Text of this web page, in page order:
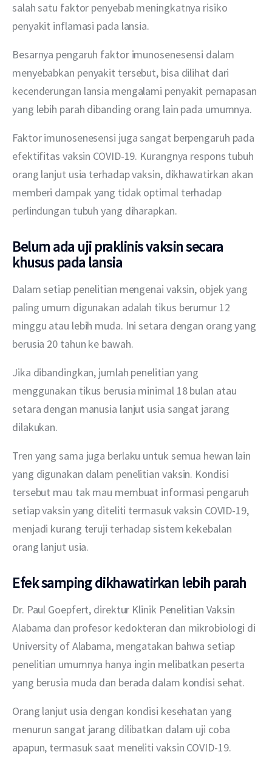
salah satu faktor penyebab meningkatnya risiko
penyakit inflamasi pada lansia.
Besarnya pengaruh faktor imunosenesensi dalam
menyebabkan penyakit tersebut, bisa dilihat dari
kecenderungan lansia mengalami penyakit pernapasan
yang lebih parah dibanding orang lain pada umumnya.
Faktor imunosenesensi juga sangat berpengaruh pada
efektifitas vaksin COVID-19. Kurangnya respons tubuh
orang lanjut usia terhadap vaksin, dikhawatirkan akan
memberi dampak yang tidak optimal terhadap
perlindungan tubuh yang diharapkan.
Belum ada uji praklinis vaksin secara
khusus pada lansia
Dalam setiap penelitian mengenai vaksin, objek yang
paling umum digunakan adalah tikus berumur 12
minggu atau lebih muda. Ini setara dengan orang yang
berusia 20 tahun ke bawah.
Jika dibandingkan, jumlah penelitian yang
menggunakan tikus berusia minimal 18 bulan atau
setara dengan manusia lanjut usia sangat jarang
dilakukan.
Tren yang sama juga berlaku untuk semua hewan lain
yang digunakan dalam penelitian vaksin. Kondisi
tersebut mau tak mau membuat informasi pengaruh
setiap vaksin yang diteliti termasuk vaksin COVID-19,
menjadi kurang teruji terhadap sistem kekebalan
orang lanjut usia.
Efek samping dikhawatirkan lebih parah
Dr. Paul Goepfert, direktur Klinik Penelitian Vaksin
Alabama dan profesor kedokteran dan mikrobiologi di
University of Alabama, mengatakan bahwa setiap
penelitian umumnya hanya ingin melibatkan peserta
yang berusia muda dan berada dalam kondisi sehat.
Orang lanjut usia dengan kondisi kesehatan yang
menurun sangat jarang dilibatkan dalam uji coba
apapun, termasuk saat meneliti vaksin COVID-19.